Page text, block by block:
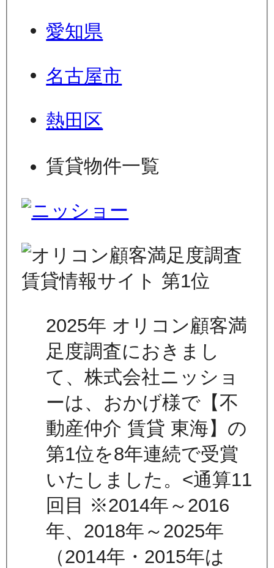
愛知県
名古屋市
熱田区
賃貸物件一覧
2025年 オリコン顧客満
足度調査におきまし
て、株式会社ニッショ
ーは、おかげ様で【不
動産仲介 賃貸 東海】の
第1位を8年連続で受賞
いたしました。<通算11
回目 ※2014年～2016
年、2018年～2025年
（2014年・2015年は